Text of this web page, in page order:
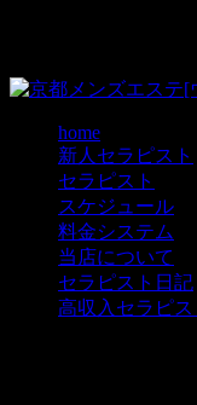
home
新人セラピスト
セラピスト
スケジュール
料金システム
当店について
セラピスト日記
高収入セラピス